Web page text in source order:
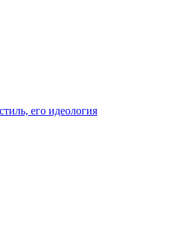
его идеология